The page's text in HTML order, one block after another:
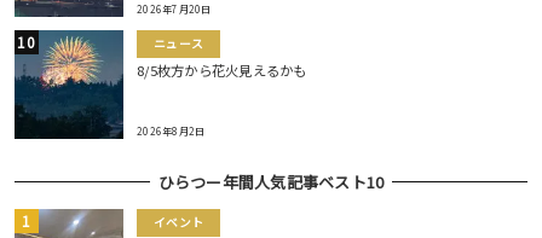
2026年7月20日
ニュース
8/5枚方から花火見えるかも
2026年8月2日
ひらつー年間人気記事ベスト10
イベント